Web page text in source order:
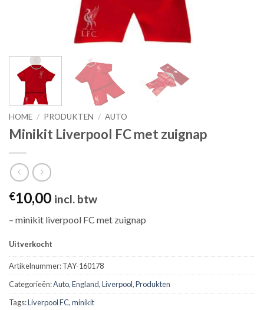
HOME / PRODUKTEN / AUTO
Minikit Liverpool FC met zuignap
€10,00 incl. btw
– minikit liverpool FC met zuignap
Uitverkocht
Artikelnummer:TAY-160178
Categorieën:Auto,England,Liverpool,Produkten
Tags:Liverpool FC,minikit